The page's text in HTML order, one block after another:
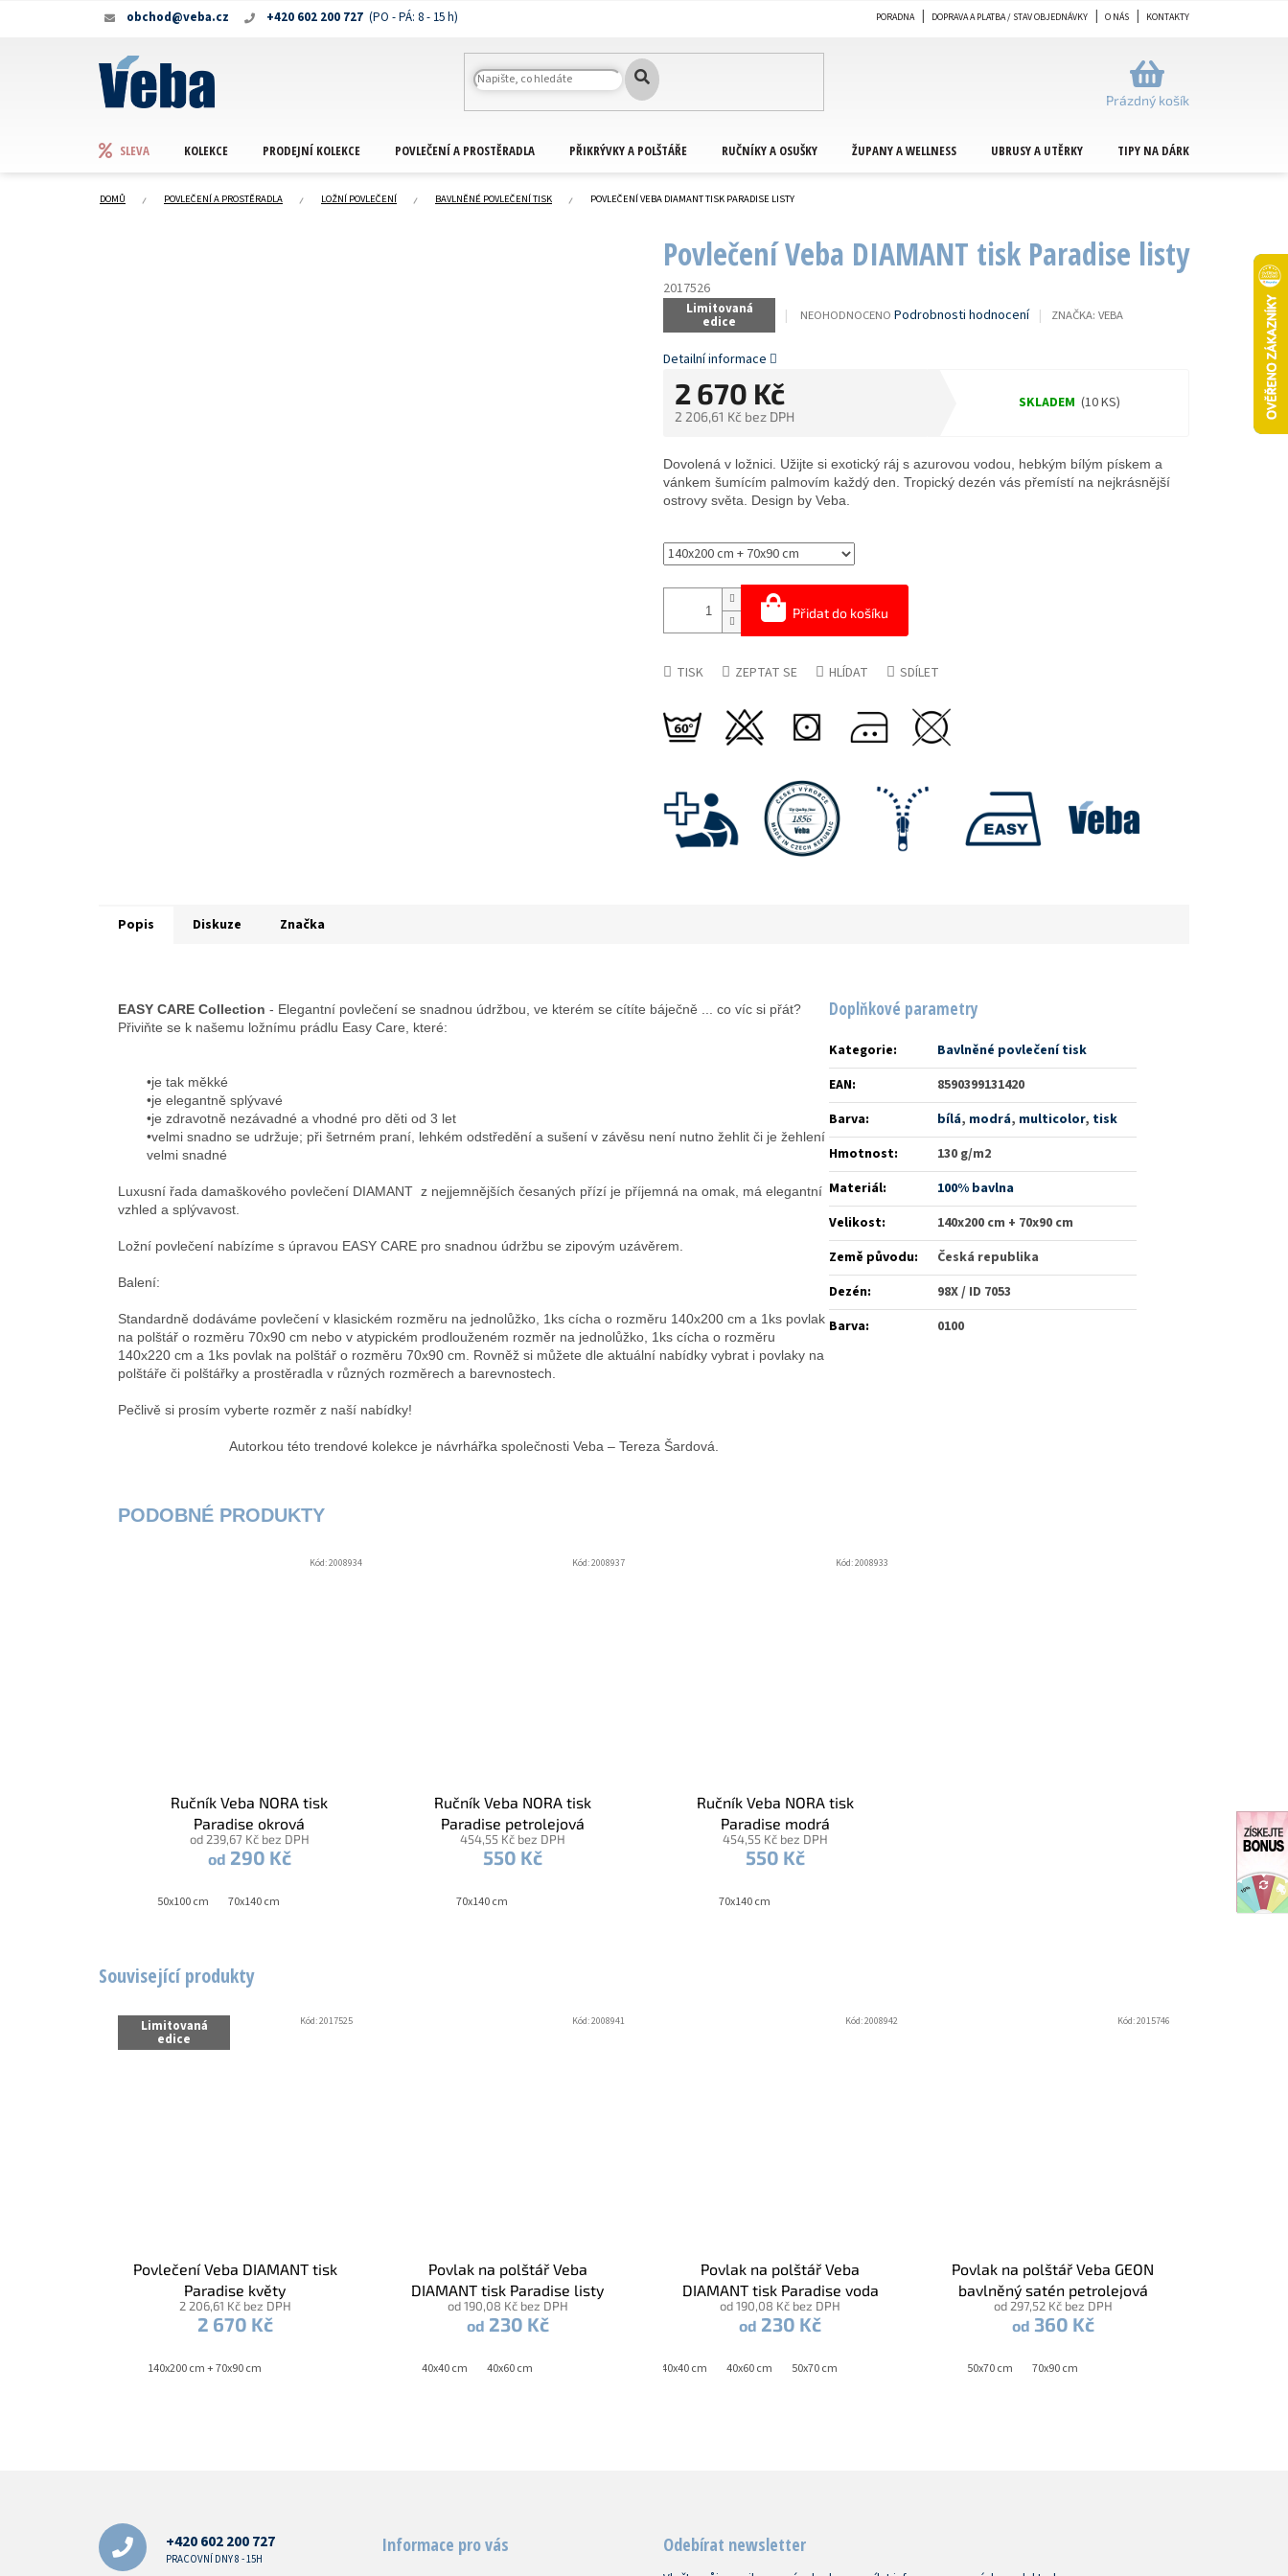
+420 602 200 727
obchod@veba.cz PORADNA DOPRAVA A PLATBA / STAV OBJEDNÁVKY O NÁS KONTAKTY
NÁKUPNÍ
KOŠÍK
Prázdný košík
SLEVA KOLEKCE PRODEJNÍ KOLEKCE POVLEČENÍ A PROSTĚRADLA PŘIKRÝVKY A POLŠTÁŘE RUČNÍKY A OSUŠKY ŽUPANY A WELLNESS UBRUSY A UTĚRKY TIPY NA DÁRKY
DOMŮ POVLEČENÍ A PROSTĚRADLA LOŽNÍ POVLEČENÍ BAVLNĚNÉ POVLEČENÍ TISK POVLEČENÍ VEBA DIAMANT TISK PARADISE LISTY
Povlečení Veba DIAMANT tisk Paradise listy
2017526
Limitovaná
edice
PRŮMĚRNÉ
NEOHODNOCENO Podrobnosti hodnocení ZNAČKA: VEBA
2 670 Kč
2 206,61 Kč bez DPH
SKLADEM (10 KS)
Přidat do košíku
Dovolená v ložnici. Užijte si exotický ráj s azurovou vodou, hebkým bílým pískem a
vánkem šumícím palmovím každý den. Tropický dezén vás přemístí na nejkrásnější
ostrovy světa. Design by Veba.
Detailní informace
TISK ZEPTAT SE HLÍDAT SDÍLET
Související produkty
Limitovaná
edice
Povlečení Veba DIAMANT tisk
Paradise květy
2 206,61 Kč bez DPH
2 670 Kč
140x200 cm + 70x90 cm
Kód:2017525
Povlak na polštář Veba
DIAMANT tisk Paradise listy
od 190,08 Kč bez DPH
od 230 Kč
40x40 cm 40x60 cm
Kód:2008941
Povlak na polštář Veba
DIAMANT tisk Paradise voda
od 190,08 Kč bez DPH
od 230 Kč
40x40 cm 40x60 cm 50x70 cm
Kód:2008942
Povlak na polštář Veba GEON
bavlněný satén petrolejová
od 297,52 Kč bez DPH
od 360 Kč
50x70 cm 70x90 cm
Kód:2015746
Popis Diskuze Značka
EASY CARE Collection - Elegantní povlečení se snadnou údržbou, ve kterém se cítíte báječně ... co víc si přát?
Přiviňte se k našemu ložnímu prádlu Easy Care, které:
•je tak měkké
•je elegantně splývavé
•je zdravotně nezávadné a vhodné pro děti od 3 let
•velmi snadno se udržuje; při šetrném praní, lehkém odstředění a sušení v závěsu není nutno žehlit či je žehlení
velmi snadné
Luxusní řada damaškového povlečení DIAMANT z nejjemnějších česaných přízí je příjemná na omak, má elegantní
vzhled a splývavost.
Ložní povlečení nabízíme s úpravou EASY CARE pro snadnou údržbu se zipovým uzávěrem.
Balení:
Standardně dodáváme povlečení v klasickém rozměru na jednolůžko, 1ks cícha o rozměru 140x200 cm a 1ks povlak
na polštář o rozměru 70x90 cm nebo v atypickém prodlouženém rozměr na jednolůžko, 1ks cícha o rozměru
140x220 cm a 1ks povlak na polštář o rozměru 70x90 cm. Rovněž si můžete dle aktuální nabídky vybrat i povlaky na
polštáře či polštářky a prostěradla v různých rozměrech a barevnostech.
Pečlivě si prosím vyberte rozměr z naší nabídky!
Autorkou této trendové kolekce je návrhářka společnosti Veba – Tereza Šardová.
Doplňkové parametry
Kategorie:
Bavlněné povlečení tisk
EAN:
8590399131420
Barva: bílá, modrá, multicolor, tisk
Hmotnost:
130 g/m2
Materiál:
100% bavlna
Velikost:
140x200 cm + 70x90 cm
Země původu:
Česká republika
Dezén:
98X / ID 7053
Barva: 0100
Ručník Veba NORA tisk
Paradise okrová
od 239,67 Kč bez DPH
od 290 Kč
50x100 cm 70x140 cm
Kód:2008934
Ručník Veba NORA tisk
Paradise petrolejová
454,55 Kč bez DPH
550 Kč
70x140 cm
Kód:2008937
Ručník Veba NORA tisk
Paradise modrá
454,55 Kč bez DPH
550 Kč
70x140 cm
Kód:2008933
+420 602 200 727
PRACOVNÍ DNY 8 - 15H
Informace pro vás Odebírat newsletter